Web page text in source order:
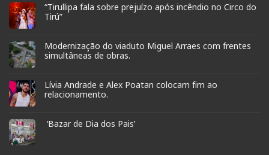
“Tirullipa fala sobre prejuízo após incêndio no Circo do
Tirú”
Modernização do viaduto Miguel Arraes com frentes
simultâneas de obras.
Lívia Andrade e Alex Poatan colocam fim ao
relacionamento.
‘Bazar de Dia dos Pais’